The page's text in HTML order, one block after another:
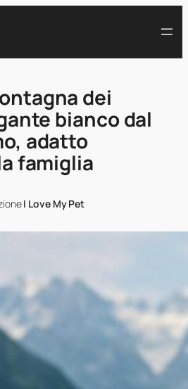
dei
bianco dal
adatto
famiglia
I Love My Pet